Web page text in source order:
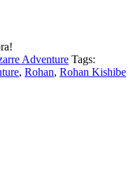
Adventure Tags:
, Rohan, Rohan Kishibe